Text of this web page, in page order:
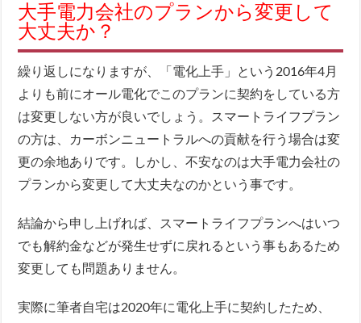
大手電力会社のプランから変更して
大丈夫か？
繰り返しになりますが、「電化上手」という2016年4月
よりも前にオール電化でこのプランに契約をしている方
は変更しない方が良いでしょう。スマートライフプラン
の方は、カーボンニュートラルへの貢献を行う場合は変
更の余地ありです。しかし、不安なのは大手電力会社の
プランから変更して大丈夫なのかという事です。
結論から申し上げれば、スマートライフプランへはいつ
でも解約金などが発生せずに戻れるという事もあるため
変更しても問題ありません。
実際に筆者自宅は2020年に電化上手に契約したため、